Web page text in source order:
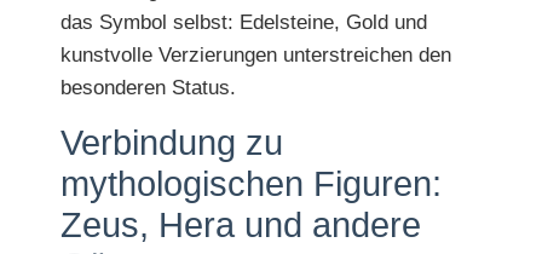
das Symbol selbst: Edelsteine, Gold und
kunstvolle Verzierungen unterstreichen den
besonderen Status.
Verbindung zu
mythologischen Figuren:
Zeus, Hera und andere